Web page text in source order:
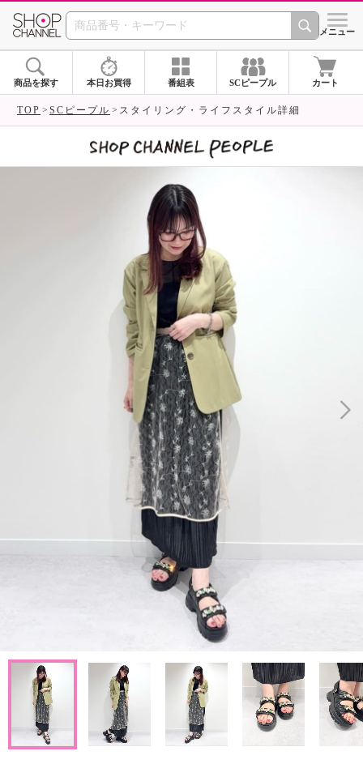
SHOP CHANNEL シメニュー
商品を探す 本日お買得 番組表 SCピープル カート
TOP SCピープル スタイリング・ライフスタイル詳細